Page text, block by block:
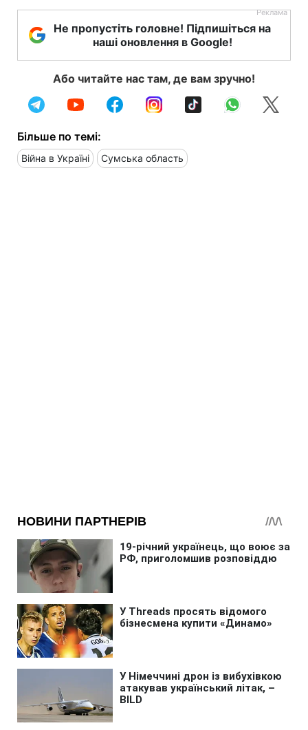
Не пропустіть головне! Підпишіться на
наші оновлення в Google!
Або читайте нас там, де вам зручно!
Більше по темі:
Війна в Україні Сумська область